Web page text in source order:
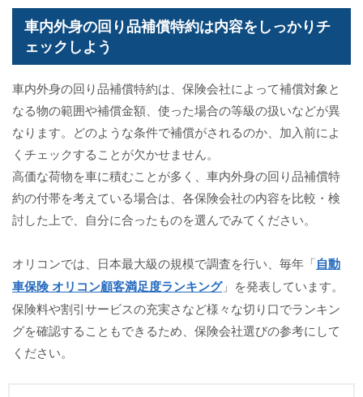
車内外身の回り品補償特約は内容をしっかりチ
ェックしよう
車内外身の回り品補償特約は、保険会社によって補償対象と
なる物の範囲や補償金額、使った場合の等級の扱いなどが異
なります。どのような条件で補償がされるのか、加入前によ
くチェックすることが欠かせません。
高価な荷物を車に積むことが多く、車内外身の回り品補償特
約の付帯を考えている場合は、各保険会社の内容を比較・検
討した上で、自分に合ったものを選んでみてください。
オリコンでは、日本最大級の規模で調査を行い、毎年「自動
車保険 オリコン顧客満足度ランキング」を発表しています。
保険料や割引サービスの充実さなど様々な切り口でランキン
グを確認することもできるため、保険会社選びの参考にして
ください。